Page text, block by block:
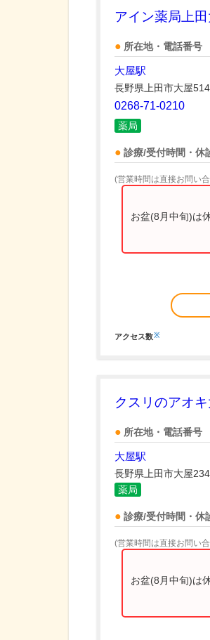
アイン薬局上
所在地・電話番号
大屋駅
長野県上田市大屋
0268-71-0210
薬局
診療/受付時間・休
(営業時間は直接お問い
お盆(8月中旬)は
アクセス数※
クスリのアオ
所在地・電話番号
大屋駅
長野県上田市大屋
薬局
診療/受付時間・休
(営業時間は直接お問い
お盆(8月中旬)は